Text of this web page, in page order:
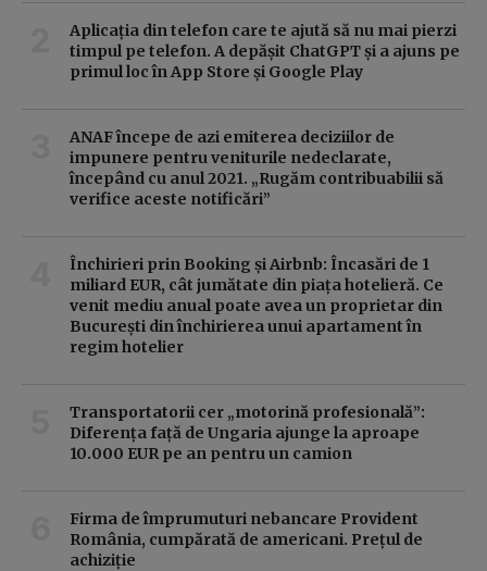
Aplicația din telefon care te ajută să nu mai pierzi
timpul pe telefon. A depășit ChatGPT și a ajuns pe
primul loc în App Store și Google Play
ANAF începe de azi emiterea deciziilor de
impunere pentru veniturile nedeclarate,
începând cu anul 2021. „Rugăm contribuabilii să
verifice aceste notificări”
Închirieri prin Booking și Airbnb: Încasări de 1
miliard EUR, cât jumătate din piața hotelieră. Ce
venit mediu anual poate avea un proprietar din
București din închirierea unui apartament în
regim hotelier
Transportatorii cer „motorină profesională”:
Diferența față de Ungaria ajunge la aproape
10.000 EUR pe an pentru un camion
Firma de împrumuturi nebancare Provident
România, cumpărată de americani. Prețul de
achiziție